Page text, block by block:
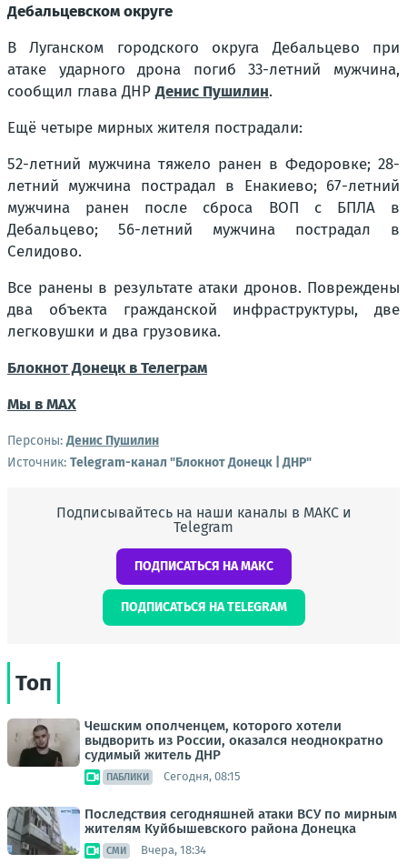
Дебальцевском округе
В Луганском городского округа Дебальцево при
атаке ударного дрона погиб 33-летний мужчина,
сообщил глава ДНРДенис Пушилин.
Ещё четыре мирных жителя пострадали:
52-летний мужчина тяжело ранен в Федоровке; 28-
летний мужчина пострадал в Енакиево; 67-летний
мужчина ранен после сброса ВОП с БПЛА в
Дебальцево; 56-летний мужчина пострадал в
Селидово.
Все ранены в результате атаки дронов. Повреждены
два объекта гражданской инфраструктуры, две
легковушки и два грузовика.
Блокнот Донецк в Телеграм
Мы в МАХ
Персоны: Денис Пушилин
Источник: Telegram-канал "Блокнот Донецк | ДНР"
Подписывайтесь на наши каналы в МАКС и
Telegram
ПОДПИСАТЬСЯ НА МАКС
ПОДПИСАТЬСЯ НА TELEGRAM
Топ
Чешским ополченцем, которого хотели
выдворить из России, оказался неоднократно
судимый житель ДНР
ПАБЛИКИ Сегодня, 08:15
Последствия сегодняшней атаки ВСУ по мирным
жителям Куйбышевского района Донецка
СМИ Вчера, 18:34